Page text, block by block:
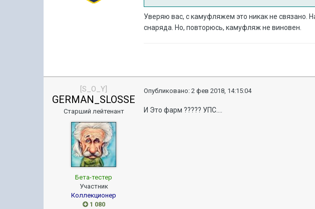
Уверяю вас, с камуфляжем это никак не связано.
снаряда. Но, повторюсь, камуфляж не виновен.
[S_O_Y]
GERMAN_SLOSSE
Старший лейтенант
Бета-тестер
Участник
Коллекционер
1 080
Опубликовано:2 фев 2018, 14:15:04
И Это фарм ????? УПС....